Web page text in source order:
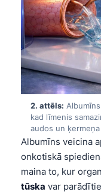
2. attēls:
kad līmenis
audos un
Albumīns veicina
onkotiskā
maina to, kur
tūska var